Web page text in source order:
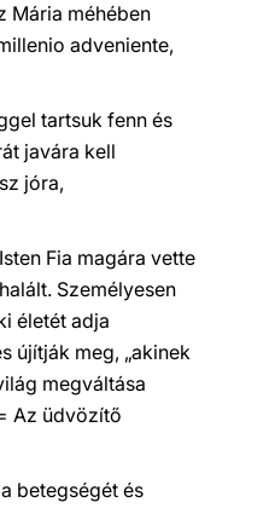
Mária méhében
adveniente,
tartsuk fenn és
javára kell
jóra,
Fia magára vette
Személyesen
életét adja
újítják meg, „akinek
megváltása
Az üdvözítő
betegségét és